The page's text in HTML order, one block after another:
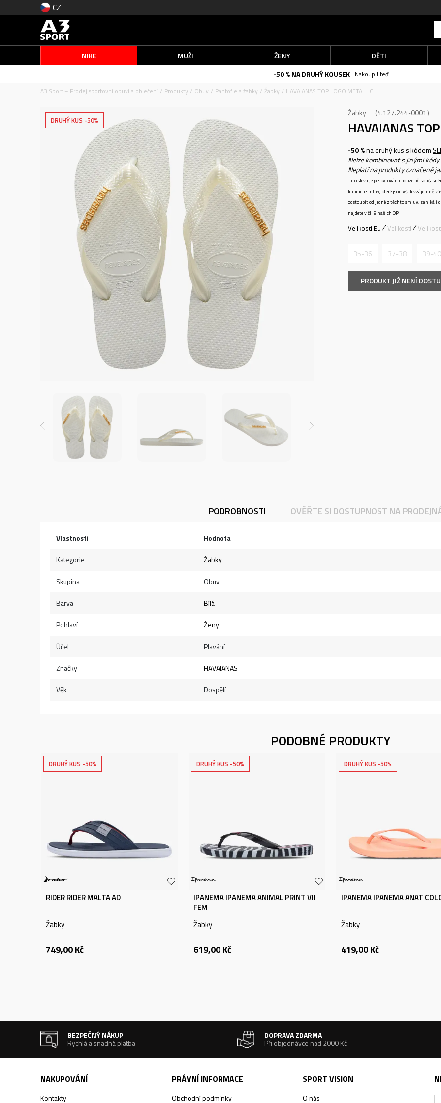
CZ
NIKE MUŽI ŽENY
DĚTI
-50 % NA DRUHÝ KOUSEK
Nakoupit teď
A3 Sport – Prodej sportovní obuvi a oblečení
Produkty Obuv Pantofle a žabky Žabky HAVAIANAS TOP LOGO METALLIC
DRUHÝ KUS -50%
Žabky 4.127.244-0001
HAVAIANAS
-50 %na druhý kus s kódem
Nelze kombinovat s jinými kódy.
Neplatí na produkty označené
Tato sleva je poskytována pouze při
kupních smluv, které jsou však vzájemně
odstoupit od jedné z těchto smluv, zaniká i
najdete v čl. 9 našich OP.
Velikosti EU Velikosti
35-36 37-38 39-40
PRODUKT JIŽ NENÍ
PODROBNOSTI OVĚŘTE SI DOSTUPNOST NA
Vlastnosti Hodnota
Kategorie Žabky
Skupina Obuv
Barva Bílá
Pohlaví Ženy
Účel Plavání
Značky HAVAIANAS
Věk Dospělí
PODOBNÉ PRODUKTY
DRUHÝ KUS -50%
RIDER RIDER MALTA AD
Žabky
749,00Kč
DRUHÝ KUS -50%
IPANEMA IPANEMA ANIMAL PRINT VII
FEM
Žabky
619,00Kč
DRUHÝ KUS -50%
IPANEMA IPANEMA ANAT
Žabky
419,00Kč
BEZPEČNÝ NÁKUP
Rychlá a snadná platba
DOPRAVA ZDARMA
Při objednávce nad 2000 Kč
NAKUPOVÁNÍ
Kontakty
PRÁVNÍ INFORMACE
Obchodní podmínky
SPORT VISION
O nás